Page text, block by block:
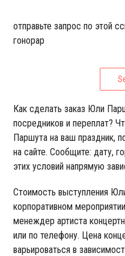
отправьте запрос по этой
гонорар
Как сделать заказ Юли
посредников и переплат?
Паршута на ваш праздник,
на сайте. Сообщите: дату,
этих условий напрямую
Стоимость выступления
корпоративном
менеждер артиста
или по телефону. Цена
варьироваться в